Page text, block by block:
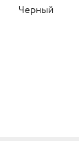
Черный